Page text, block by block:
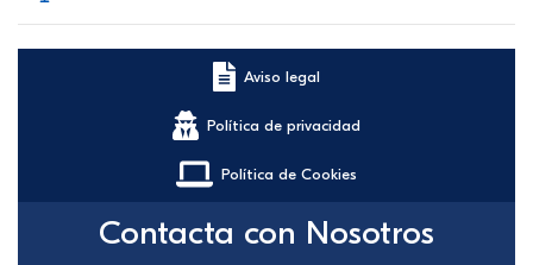
Aviso legal
Política de privacidad
Política de Cookies
Contacta con Nosotros